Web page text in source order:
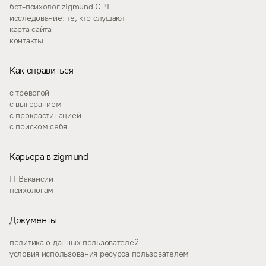
бот-психолог zigmund.GPT
исследование: те, кто слушают
карта сайта
контакты
Как справиться
с тревогой
с выгоранием
с прокрастинацией
с поиском себя
Карьера в zigmund
IT Вакансии
психологам
Документы
политика о данных пользователей
условия использования ресурса пользователем